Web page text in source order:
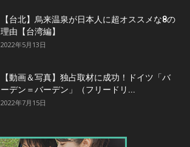
【台北】烏来温泉が日本人に超オススメな8の
理由【台湾編】
2022年5月13日
【動画＆写真】独占取材に成功！ドイツ「バ
ーデン＝バーデン」（フリードリ...
2022年7月15日